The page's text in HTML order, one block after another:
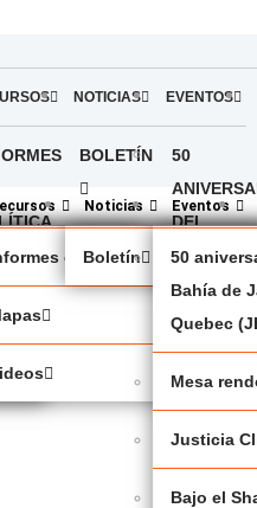
NOTICIAS
BOLETÍN
EVENTOS
50
DEL
ACUERDO
DE LA
BAHÍA
DE
JAMES
de política
Noticias
Boletín
Eventos
50
Bahía de
Quebec
Mesa
Justicia
Bajo el